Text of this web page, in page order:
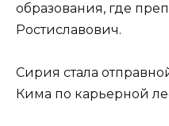
образования, где
Ростиславович.
Сирия стала
Кима по карьерной